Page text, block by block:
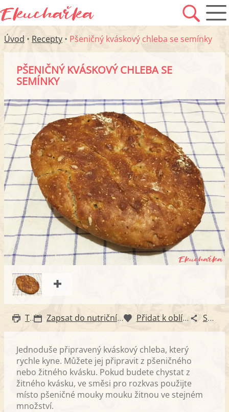
Úvod • Recepty • Pšeničný kváskový chleba se semínky
PŠENIČNÝ KVÁSKOVÝ CHLEBA SE
SEMÍNKY
Tisk Zapsat do nutričního diáře Přidat k oblíbeným Sdílet
Jednoduše připravený kváskový chleba, který
rychle kyne. Můžete jej připravit z pšeničného
nebo žitného kvásku. Pokud budete chystat z
žitného kvásku, ve směsi pro rozkvas použijte
místo pšeničné mouky mouku žitnou ve stejném
množství.